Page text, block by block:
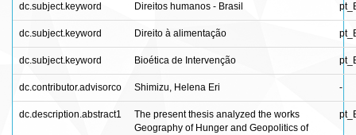
dc.subject.keyword Direitos humanos - Brasil
dc.subject.keyword Direito à alimentação
dc.subject.keyword Bioética de Intervenção
dc.contributor.advisorco Shimizu, Helena Eri -
dc.description.abstract1
The present thesis analyzed the works
Geography of Hunger and Geopolitics of